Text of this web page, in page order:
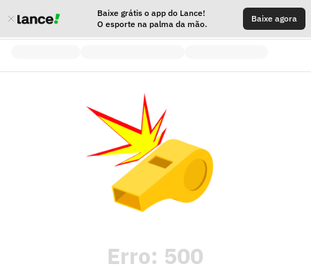
Baixe grátis o app do Lance!
O esporte na palma da mão.
Baixe agora
Erro: 500